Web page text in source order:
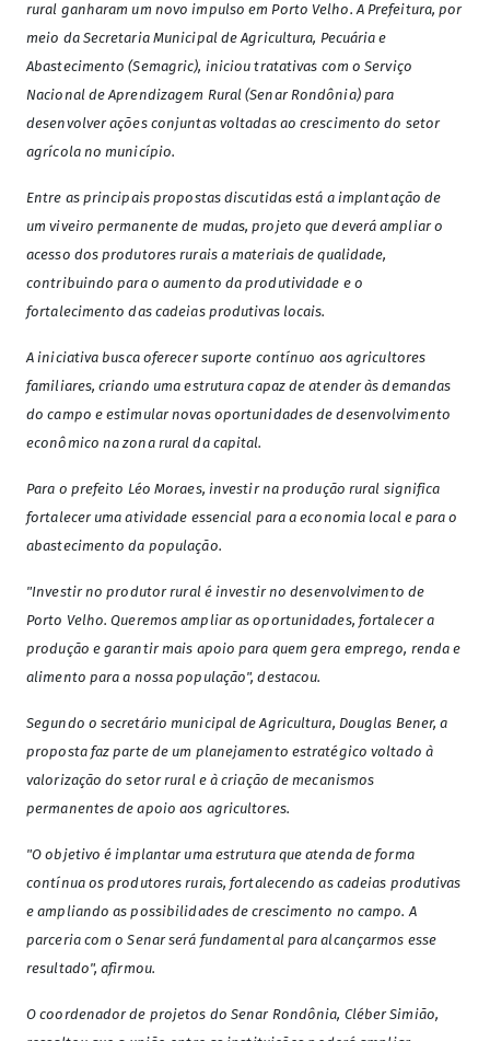
rural ganharam um novo impulso em Porto Velho. A Prefeitura, por
meio da Secretaria Municipal de Agricultura, Pecuária e
Abastecimento (Semagric), iniciou tratativas com o Serviço
Nacional de Aprendizagem Rural (Senar Rondônia) para
desenvolver ações conjuntas voltadas ao crescimento do setor
agrícola no município.
Entre as principais propostas discutidas está a implantação de
um viveiro permanente de mudas, projeto que deverá ampliar o
acesso dos produtores rurais a materiais de qualidade,
contribuindo para o aumento da produtividade e o
fortalecimento das cadeias produtivas locais.
A iniciativa busca oferecer suporte contínuo aos agricultores
familiares, criando uma estrutura capaz de atender às demandas
do campo e estimular novas oportunidades de desenvolvimento
econômico na zona rural da capital.
Para o prefeito Léo Moraes, investir na produção rural significa
fortalecer uma atividade essencial para a economia local e para o
abastecimento da população.
"Investir no produtor rural é investir no desenvolvimento de
Porto Velho. Queremos ampliar as oportunidades, fortalecer a
produção e garantir mais apoio para quem gera emprego, renda e
alimento para a nossa população", destacou.
Segundo o secretário municipal de Agricultura, Douglas Bener, a
proposta faz parte de um planejamento estratégico voltado à
valorização do setor rural e à criação de mecanismos
permanentes de apoio aos agricultores.
"O objetivo é implantar uma estrutura que atenda de forma
contínua os produtores rurais, fortalecendo as cadeias produtivas
e ampliando as possibilidades de crescimento no campo. A
parceria com o Senar será fundamental para alcançarmos esse
resultado", afirmou.
O coordenador de projetos do Senar Rondônia, Cléber Simião,